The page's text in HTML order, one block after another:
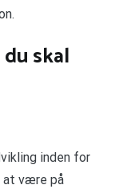
skal
inden for
at være på